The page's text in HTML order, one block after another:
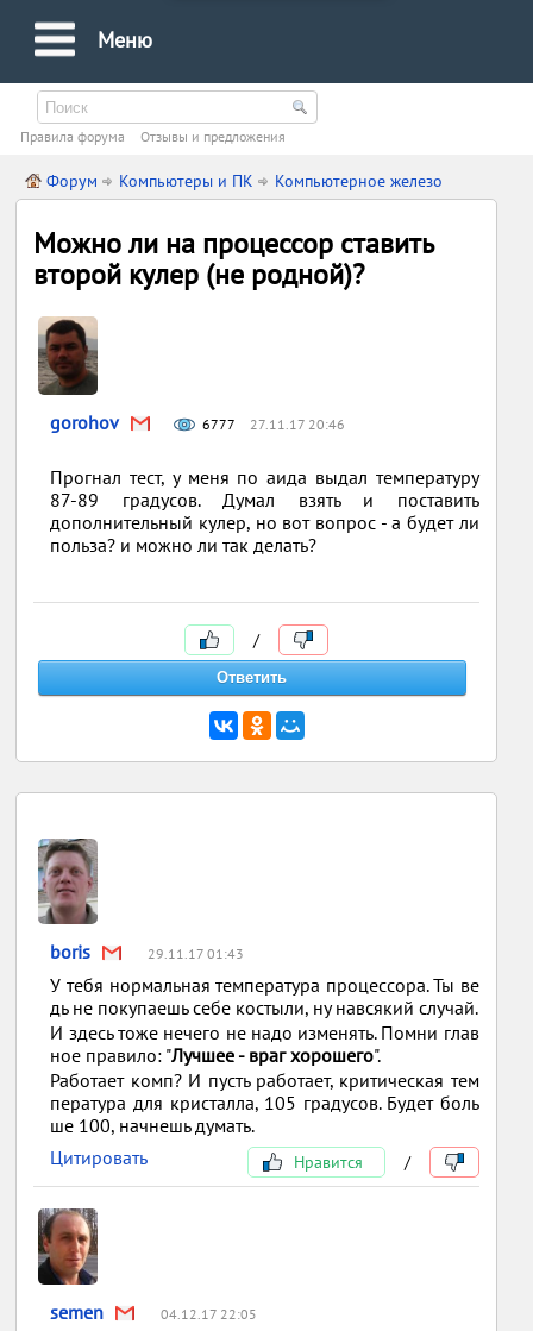
Меню
Правила форума Oтзывы и предложения
Форум Компьютеры и ПК Компьютерное железо
Можно ли на процессор ставить
второй кулер (не родной)?
gorohov 6777 27.11.17 20:46
Прогнал тест, у меня по аида выдал температуру
87-89 градусов. Думал взять и поставить
дополнительный кулер, но вот вопрос - а будет ли
польза? и можно ли так делать?
/
boris 29.11.17 01:43
У тебя нормальная температура процессора. Ты ве
дь не покупаешь себе костыли, ну навсякий случай.
И здесь тоже нечего не надо изменять. Помни глав
ное правило: "Лучшее - враг хорошего".
Работает комп? И пусть работает, критическая тем
пература для кристалла, 105 градусов. Будет боль
ше 100, начнешь думать.
Цитировать
Нравится /
semen 04.12.17 22:05